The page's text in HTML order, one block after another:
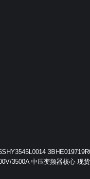
3500A 中压变频器核心 现货